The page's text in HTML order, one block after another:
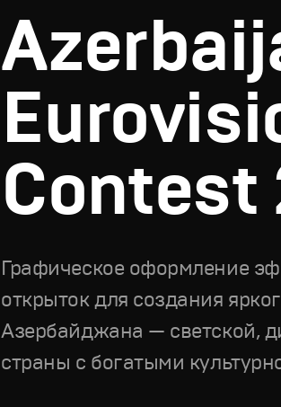
Contest
Графическое оформление
открыток для создания
Азербайджана — светской,
страны с богатыми